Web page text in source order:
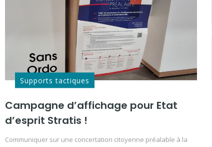
Supports tactiques
Campagne d’affichage pour Etat
d’esprit Stratis !
Communiquer sur une concertation citoyenne préalable à la